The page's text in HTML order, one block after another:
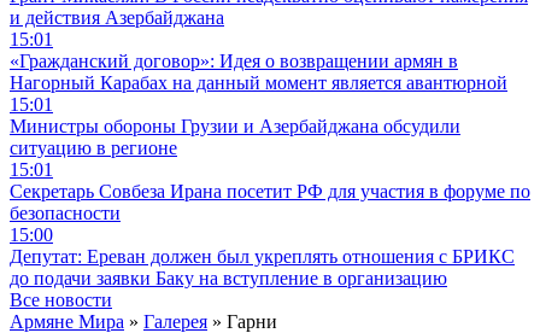
и действия Азербайджана
15:01
«Гражданский договор»: Идея о возвращении армян в
Нагорный Карабах на данный момент является авантюрной
15:01
Министры обороны Грузии и Азербайджана обсудили
ситуацию в регионе
15:01
Секретарь Совбеза Ирана посетит РФ для участия в форуме по
безопасности
15:00
Депутат: Ереван должен был укреплять отношения с БРИКС
до подачи заявки Баку на вступление в организацию
Все новости
Армяне Мира » Галерея » Гарни